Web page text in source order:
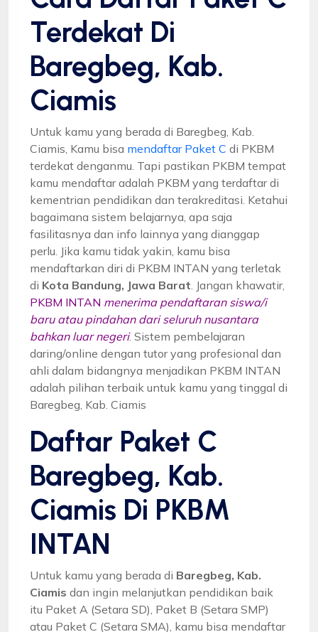
Terdekat Di
Baregbeg, Kab.
Ciamis
Untuk kamu yang berada di Baregbeg, Kab.
Ciamis, Kamu bisa mendaftar Paket C di PKBM
terdekat denganmu. Tapi pastikan PKBM tempat
kamu mendaftar adalah PKBM yang terdaftar di
kementrian pendidikan dan terakreditasi. Ketahui
bagaimana sistem belajarnya, apa saja
fasilitasnya dan info lainnya yang dianggap
perlu. Jika kamu tidak yakin, kamu bisa
mendaftarkan diri di PKBM INTAN yang terletak
di Kota Bandung, Jawa Barat . Jangan khawatir,
PKBM INTAN menerima pendaftaran siswa/i
baru atau pindahan dari seluruh nusantara
bahkan luar negeri. Sistem pembelajaran
daring/online dengan tutor yang profesional dan
ahli dalam bidangnya menjadikan PKBM INTAN
adalah pilihan terbaik untuk kamu yang tinggal di
Baregbeg, Kab. Ciamis
Daftar Paket C
Baregbeg, Kab.
Ciamis Di PKBM
INTAN
Untuk kamu yang berada di Baregbeg, Kab.
Ciamis dan ingin melanjutkan pendidikan baik
itu Paket A (Setara SD), Paket B (Setara SMP)
atau Paket C (Setara SMA), kamu bisa mendaftar